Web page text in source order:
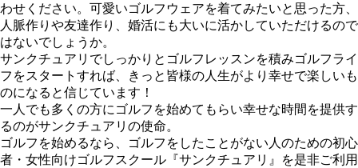
わせください。可愛いゴルフウェアを着てみたいと思った方、
人脈作りや友達作り、婚活にも大いに活かしていただけるので
はないでしょうか。
サンクチュアリでしっかりとゴルフレッスンを積みゴルフライ
フをスタートすれば、きっと皆様の人生がより幸せで楽しいも
のになると信じています！
一人でも多くの方にゴルフを始めてもらい幸せな時間を提供す
るのがサンクチュアリの使命。
ゴルフを始めるなら、ゴルフをしたことがない人のための初心
者・女性向けゴルフスクール『サンクチュアリ』を是非ご利用